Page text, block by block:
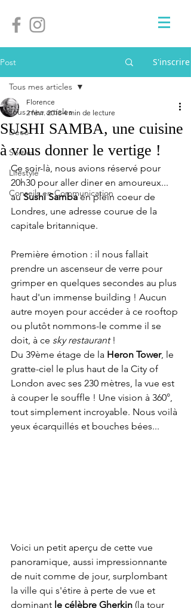
Post S'inscrire
Tous mes articles
Déco
Sorties
Lifestyle
Conseils en Communication
Tous mes articles
SUSHI SAMBA, une cuisine
à vous donner le vertige !
Florence
2 févr. 2018 4 min de lecture
Ce soir-là, nous avions réservé pour
20h30 pour aller diner en amoureux...
au Sushi Samba en plein coeur de
Londres, une adresse courue de la
capitale britannique.
Première émotion : il nous fallait
prendre un ascenseur de verre pour
grimper en quelques secondes au plus
haut d'un immense building ! Aucun
autre moyen pour accéder à ce rooftop
ou plutôt nommons-le comme il se
doit, à ce sky restaurant !
Du 39ème étage de la Heron Tower, le
gratte-ciel le plus haut de la City of
London avec ses 230 mètres, la vue est
à couper le souffle ! Une vision à 360°,
tout simplement incroyable. Nous voilà
yeux écarquillés et bouches bées...
Voici un petit aperçu de cette vue
panoramique, aussi impressionnante
de nuit comme de jour, surplombant
la ville qui s'étire à perte de vue et
dominant le célèbre Gherkin (la tour